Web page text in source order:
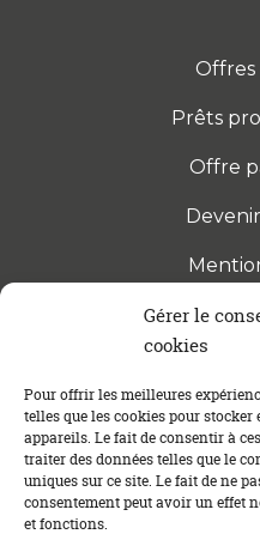
Gérer le
cookies
Pour offrir les meilleures
telles que les cookies pour
appareils. Le fait de consentir à
traiter des données telles que le
uniques sur ce site. Le fait de ne
consentement peut avoir un effet
et fonctions.
Offres
Prêts
Offre
S’INSCRIRE À
Abonnez-vous à notre
courant des
crédit